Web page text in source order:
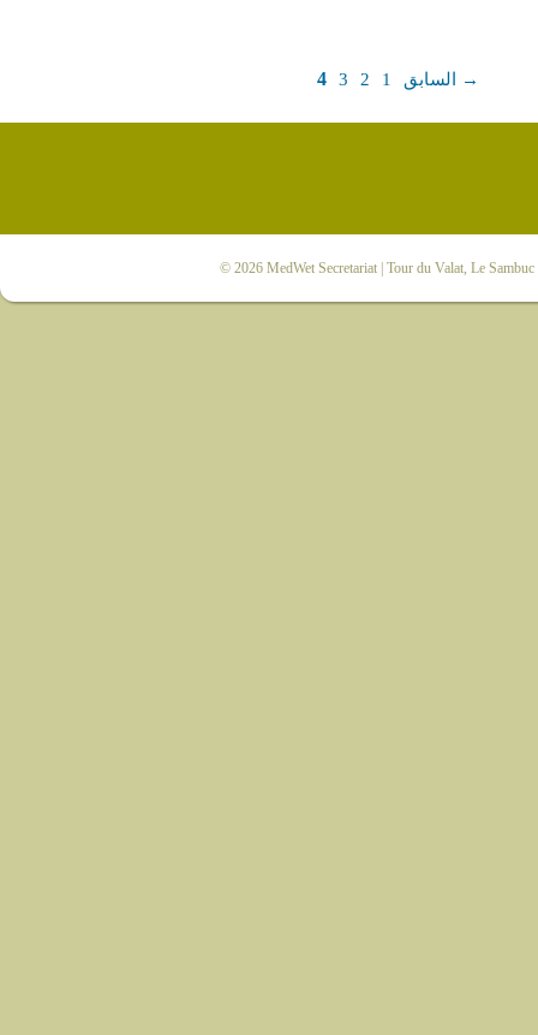
→ السابق 1
2
3
4
© 2026 MedWet Secretariat| Tour du Valat, Le